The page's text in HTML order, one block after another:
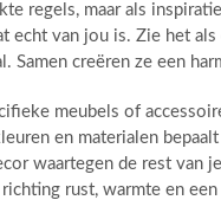
regels, maar als
echt van jou is. Zie het
Samen creëren ze een
meubels of
en materialen
waartegen de rest van
rust, warmte en